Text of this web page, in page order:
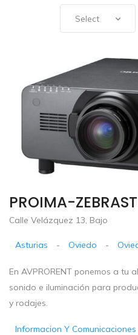
Select
PROIMA-
Calle Velázquez 13, Bajo
Asturias - Oviedo -
En AVPRORENT ponemos a tu
sonido e iluminación para
y rodajes.
Informacion Y Comunicaciones